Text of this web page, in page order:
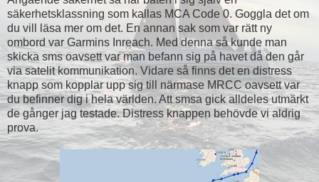
säkerhetsklassning som kallas MCA Code 0. Goggla det om
du vill läsa mer om det. En annan sak som var rätt ny
ombord var Garmins Inreach. Med denna så kunde man
skicka sms oavsett var man befann sig på havet då den går
via satelit kommunikation. Vidare så finns det en distress
knapp som kopplar upp sig till närmase MRCC oavsett var
du befinner dig i hela världen. Att smsa gick alldeles utmärkt
de gånger jag testade. Distress knappen behövde vi aldrig
prova.